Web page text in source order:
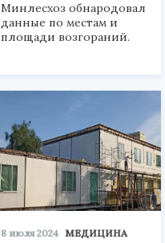
Минлесхоз обнародовал
данные по местам и
площади возгораний.
8 июля 2024 МЕДИЦИНА